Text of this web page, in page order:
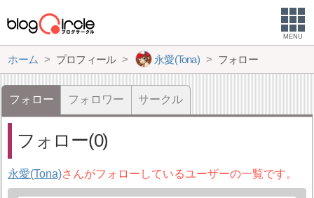
MENU
ホーム プロフィール 永愛(Tona) フォロー
フォロー フォロワー サークル
フォロー(0)
永愛(Tona)さんがフォローしているユーザーの一覧です。